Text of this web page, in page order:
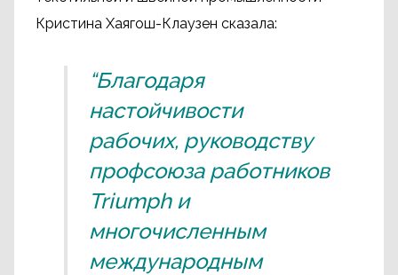
Кристина Хаягош-Клаузен сказала:
“Благодаря
настойчивости
рабочих, руководству
профсоюза работников
Triumph и
многочисленным
международным